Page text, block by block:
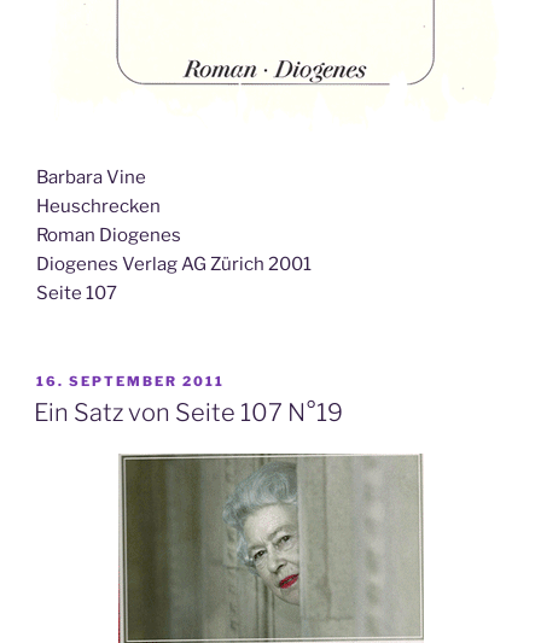
Barbara Vine
Heuschrecken
Roman Diogenes
Diogenes Verlag AG Zürich 2001
Seite 107
VERÖFFENTLICHT
AM
16. SEPTEMBER 2011
Ein Satz von Seite 107 N°19